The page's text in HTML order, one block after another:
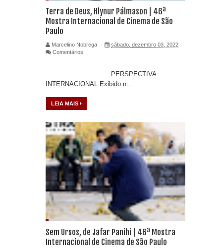
Terra de Deus, Hlynur Pálmason | 46ª
Mostra Internacional de Cinema de São
Paulo
Marcelino Nobrega
sábado, dezembro 03, 2022
Comentários
PERSPECTIVA
INTERNACIONAL Exibido n...
LEIA MAIS
Sem Ursos, de Jafar Panihi | 46ª Mostra
Internacional de Cinema de São Paulo